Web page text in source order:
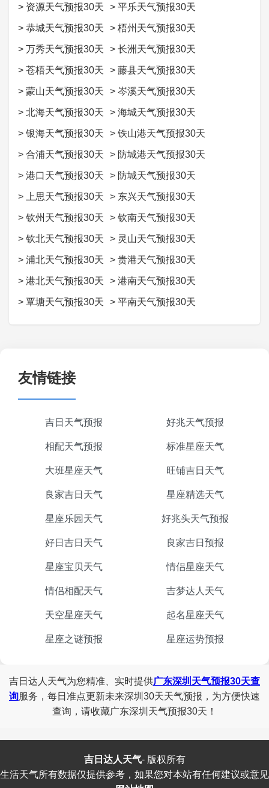
> 资源天气预报30天 > 平乐天气预报30天
> 恭城天气预报30天 > 梧州天气预报30天
> 万秀天气预报30天 > 长洲天气预报30天
> 苍梧天气预报30天 > 藤县天气预报30天
> 蒙山天气预报30天 > 岑溪天气预报30天
> 北海天气预报30天 > 海城天气预报30天
> 银海天气预报30天 > 铁山港天气预报30天
> 合浦天气预报30天 > 防城港天气预报30天
> 港口天气预报30天 > 防城天气预报30天
> 上思天气预报30天 > 东兴天气预报30天
> 钦州天气预报30天 > 钦南天气预报30天
> 钦北天气预报30天 > 灵山天气预报30天
> 浦北天气预报30天 > 贵港天气预报30天
> 港北天气预报30天 > 港南天气预报30天
> 覃塘天气预报30天 > 平南天气预报30天
友情链接
吉日天气预报 好兆天气预报
相配天气预报 标准星座天气
大班星座天气 旺铺吉日天气
良家吉日天气 星座精选天气
星座乐园天气 好兆头天气预报
好日吉日天气 良家吉日预报
星座宝贝天气 情侣星座天气
情侣相配天气 吉梦达人天气
天空星座天气 起名星座天气
星座之谜预报 星座运势预报
吉日达人天气为您精准、实时提供广东深圳天气预报30天查
询服务，每日准点更新未来深圳30天天气预报，为方便快速
查询，请收藏广东深圳天气预报30天！
吉日达人天气-版权所有
生活天气所有数据仅提供参考，如果您对本站有任何建议或意见